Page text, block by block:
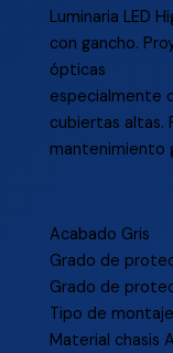
Luminaria LED
con gancho.
ópticas
especialmente
cubiertas altas.
mantenimiento
Acabado Gris
Grado de
Grado de
Tipo de
Material chasis